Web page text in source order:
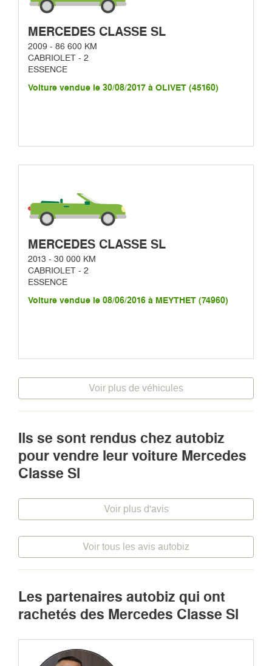
MERCEDES CLASSE SL
2009 - 86 600 KM
CABRIOLET - 2
ESSENCE
Voiture vendue le 30/08/2017 à OLIVET (45160)
MERCEDES CLASSE SL
2013 - 30 000 KM
CABRIOLET - 2
ESSENCE
Voiture vendue le 08/06/2016 à MEYTHET (74960)
Voir plus de véhicules
Ils se sont rendus chez autobiz
pour vendre leur voiture Mercedes
Classe Sl
Voir plus d'avis
Voir tous les avis autobiz
Les partenaires autobiz qui ont
rachetés des Mercedes Classe Sl